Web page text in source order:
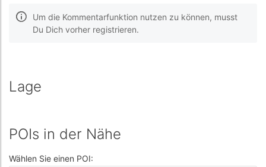
Um die Kommentarfunktion nutzen zu können, musst
Du Dich vorher registrieren.
Lage
POIs in der Nähe
Wählen Sie einen POI: